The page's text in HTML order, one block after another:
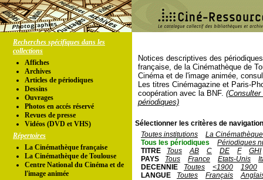
Recherches spécifiques dans les
collections
Affiches
Archives
Articles de périodiques
Dessins
Ouvrages
Photos en accés réservé
Revues de presse
Vidéos (DVD et VHS)
Répertoires
La Cinémathèque française
La Cinémathèque de Toulouse
Centre National du Cinéma et de
l'image animée
Notices descriptives des
française, de la Cinémathèque de
Cinéma et de l'image animée,
Les titres Cinémagazine et Paris-
coopération avec la BNF.
périodiques)
Sélectionner les critères de
Toutes institutions
La
Tous les périodiques
Périodiques
TITRE
Tous AB C DE F
GHI
PAYS
Tous France Etats-Unis
DECENNIE
Toutes <1900
1900
LANGUE
Toutes Français